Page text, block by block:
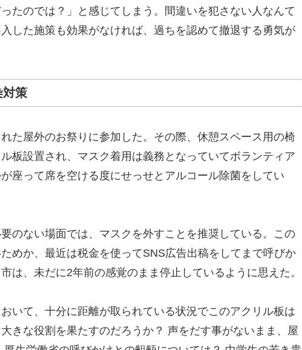
たのでは？」と感じてしまう。間違いを犯さない人なんて
した施策も効果がなければ、過ちを認めて撤退する勇気が
対策
た屋外のお祭りに参加した。その際、休憩スペース用の椅
板設置され、マスク着用は義務となっていてボランティア
座って席を空ける度にせっせとアルコール除菌をしてい
のない場面では、マスクを外すことを推奨している。この
めか、最近は税金を使ってSNS広告出稿をしてまで呼びか
は、未だに2年前の感覚のまま停止しているように思えた。
いて、十分に距離が取られている状況でこのアクリル板は
きな役割を果たすのだろうか？ 声をだす事がないまま、屋